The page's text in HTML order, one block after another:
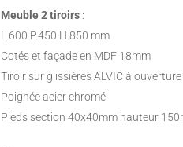
Meuble 2 tiroirs :
L.600 P.450 H.850 mm
Cotés et façade en MDF 18mm
Tiroir sur glissières ALVIC à
Poignée acier chromé
Pieds section 40x40mm hauteur